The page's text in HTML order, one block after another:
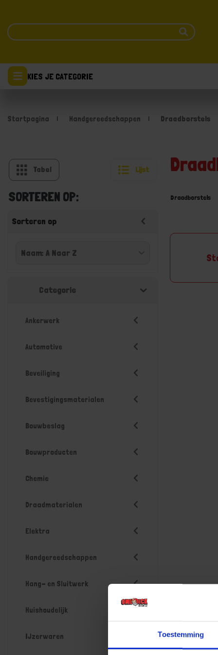
Toestemming
KIES JE CATEGORIE
Startpagina Handgereedschappen Draadborstels
Tabel Lijst
SORTEREN OP:
Sorteren op
Categorie
Ankerwerk
Automotive
Beveiliging
Bevestigingsmaterialen
Bouwbeslag
Bouwproducten
Chemie
Draadmaterialen
Elektra
Handgereedschappen
Hang- en Sluitwerk
Huishoudelijk
IJzerwaren
Draadborstels